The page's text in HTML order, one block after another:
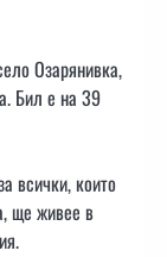
Озарянивка,
Бил е на 39
всички, които
ще живее в